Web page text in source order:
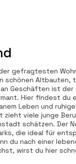
gefragtesten
schönen Altbauten,
an Geschäften ist
Hier findest du
Leben und
zieht viele junge
schätzen. Der
die ideal für
du nach einer
wirst du hier